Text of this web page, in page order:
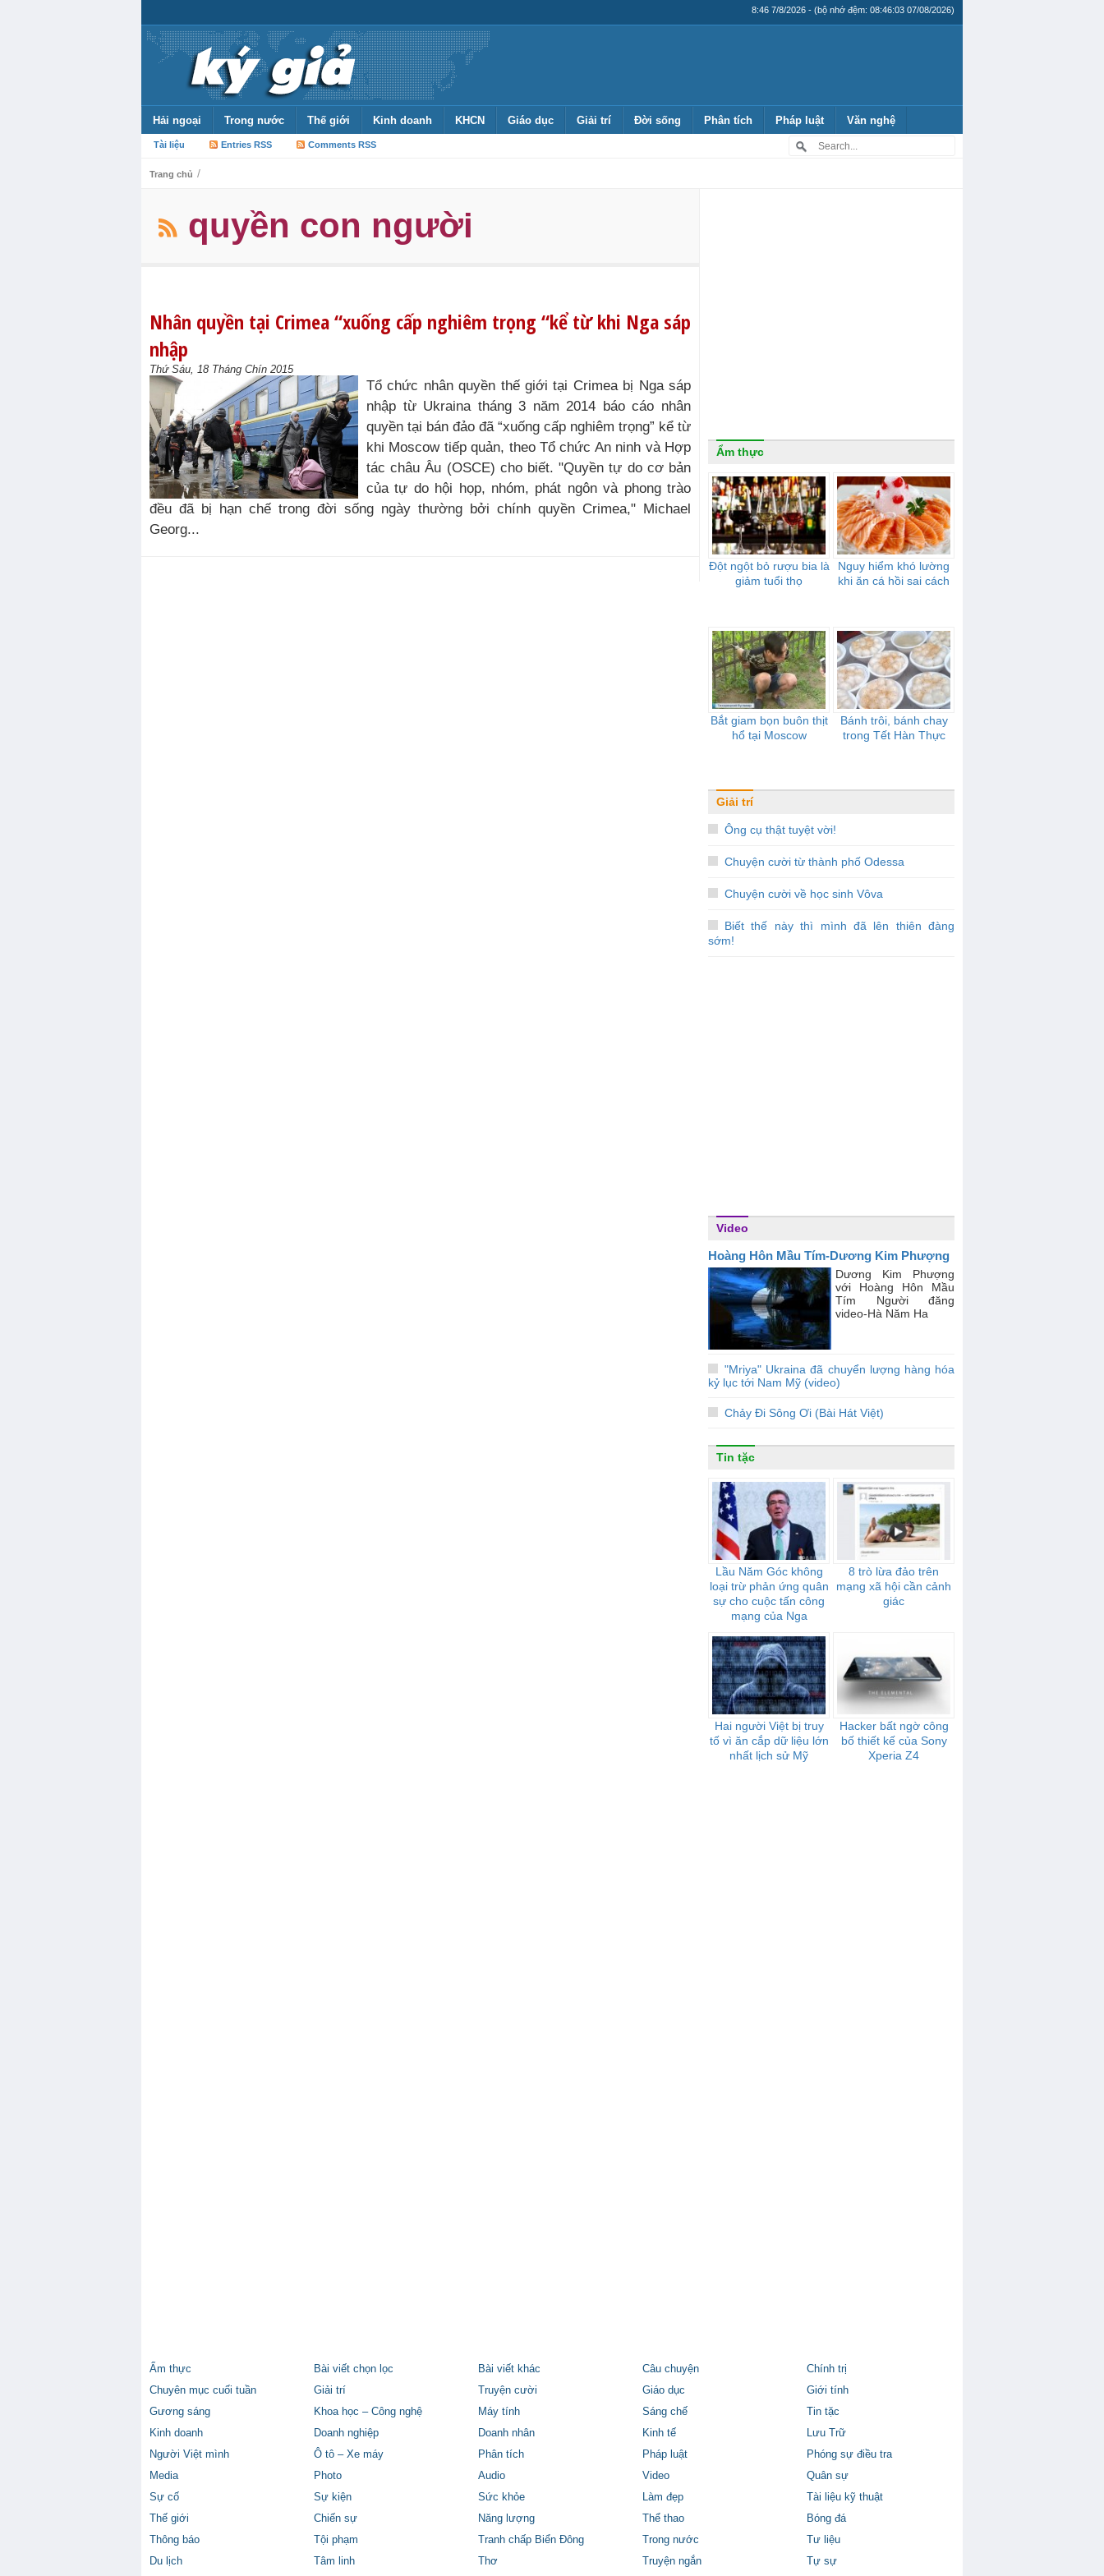
8:46 7/8/2026 - (bộ nhớ đệm: 08:46:03 07/08/2026)
Hải ngoại Trong nước Thế giới Kinh doanh KHCN Giáo dục Giải trí Đời sống Phân tích Pháp luật Văn nghệ
Tài liệu Entries RSS Comments RSS
Trang chủ /
quyền con người
Nhân quyền tại Crimea “xuống cấp nghiêm trọng “kể từ khi Nga sáp
nhập
Thứ Sáu, 18 Tháng Chín 2015
Tổ chức nhân quyền thế giới tại Crimea bị Nga sáp
nhập từ Ukraina tháng 3 năm 2014 báo cáo nhân
quyền tại bán đảo đã “xuống cấp nghiêm trọng” kể từ
khi Moscow tiếp quản, theo Tổ chức An ninh và Hợp
tác châu Âu (OSCE) cho biết. "Quyền tự do cơ bản
của tự do hội họp, nhóm, phát ngôn và phong trào
đều đã bị hạn chế trong đời sống ngày thường bởi chính quyền Crimea," Michael
Georg...
Ẩm thực
Đột ngột bỏ rượu bia là
giảm tuổi thọ
Nguy hiểm khó lường
khi ăn cá hồi sai cách
Bắt giam bọn buôn thịt
hổ tại Moscow
Bánh trôi, bánh chay
trong Tết Hàn Thực
Giải trí
Ông cụ thật tuyệt vời!
Chuyện cười từ thành phố Odessa
Chuyện cười về học sinh Vôva
Biết thế này thì mình đã lên thiên đàng
sớm!
Video
Hoàng Hôn Mầu Tím-Dương Kim Phượng
Dương Kim Phượng
với Hoàng Hôn Mầu
Tím Người đăng
video-Hà Năm Ha
"Mriya" Ukraina đã chuyển lượng hàng hóa
kỷ lục tới Nam Mỹ (video)
Chảy Đi Sông Ơi (Bài Hát Việt)
Tin tặc
Lầu Năm Góc không
loại trừ phản ứng quân
sự cho cuộc tấn công
mạng của Nga
8 trò lừa đảo trên
mạng xã hội cần cảnh
giác
Hai người Việt bị truy
tố vì ăn cắp dữ liệu lớn
nhất lịch sử Mỹ
Hacker bất ngờ công
bố thiết kế của Sony
Xperia Z4
Ẩm thực Bài viết chọn lọc Bài viết khác Câu chuyện
Chính trị
Chuyên mục cuối tuần
Giải trí Truyện cười Giáo dục
Giới tính
Gương sáng
Khoa học – Công nghệ Máy tính Sáng chế
Tin tặc
Kinh doanh
Doanh nghiệp Doanh nhân Kinh tế
Lưu Trữ
Người Việt mình
Ô tô – Xe máy Phân tích Pháp luật
Phóng sự điều tra
Media
Photo Audio Video
Quân sự
Sự cố
Sự kiện Sức khỏe Làm đẹp
Tài liệu kỹ thuật
Thế giới
Chiến sự Năng lượng Thể thao
Bóng đá
Thông báo
Tội phạm Tranh chấp Biển Đông Trong nước
Tư liệu
Du lịch
Tâm linh Thơ Truyện ngắn Tự sự